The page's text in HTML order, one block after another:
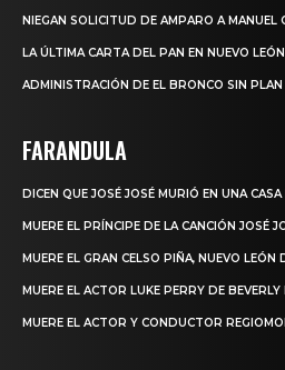
NIEGAN SOLICITUD DE AMPARO A MANUEL
LA ÚLTIMA CARTA DEL PAN EN NUEVO
ADMINISTRACIÓN DE EL BRONCO SIN
FARANDULA
DICEN QUE JOSÉ JOSÉ MURIÓ EN UNA
MUERE EL PRÍNCIPE DE LA CANCIÓN JOSÉ
MUERE EL GRAN CELSO PIÑA, NUEVO LEÓN
MUERE EL ACTOR LUKE PERRY DE
MUERE EL ACTOR Y CONDUCTOR